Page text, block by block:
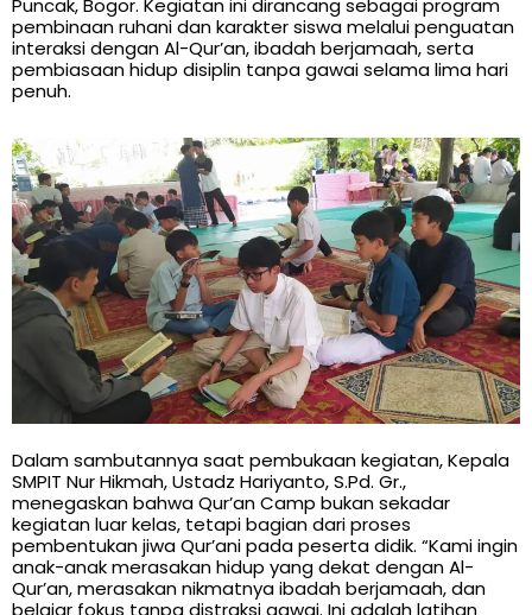
Puncak, Bogor. Kegiatan ini dirancang sebagai program
pembinaan ruhani dan karakter siswa melalui penguatan
interaksi dengan Al-Qur’an, ibadah berjamaah, serta
pembiasaan hidup disiplin tanpa gawai selama lima hari
penuh.
Dalam sambutannya saat pembukaan kegiatan, Kepala
SMPIT Nur Hikmah, Ustadz Hariyanto, S.Pd. Gr.,
menegaskan bahwa Qur’an Camp bukan sekadar
kegiatan luar kelas, tetapi bagian dari proses
pembentukan jiwa Qur’ani pada peserta didik. “Kami ingin
anak-anak merasakan hidup yang dekat dengan Al-
Qur’an, merasakan nikmatnya ibadah berjamaah, dan